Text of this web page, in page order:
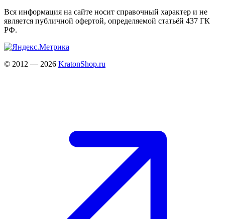
Вся информация на сайте носит справочный характер и не
является публичной офертой, определяемой статьёй 437 ГК
РФ.
© 2012 — 2026 KratonShop.ru